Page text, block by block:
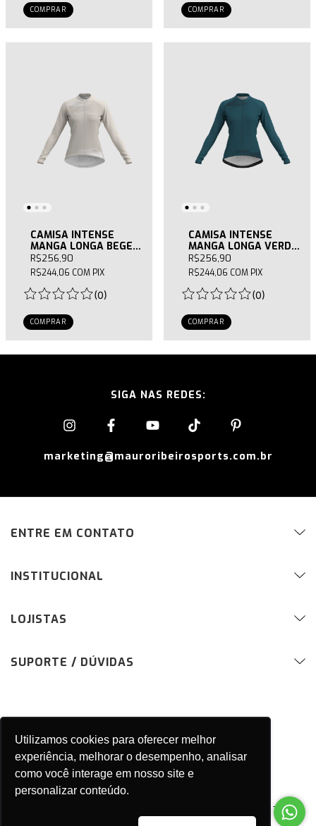
Utilizamos cookies para oferecer melhor
experiência, melhorar o desempenho, analisar
como você interage em nosso site e
personalizar conteúdo.
COMPRAR COMPRAR
CAMISA INTENSE
MANGA LONGA BEGE
FEMININA
R$256,90
R$244,06 COM PIX
(0)
COMPRAR
CAMISA INTENSE
MANGA LONGA VERDE
FEMININA
R$256,90
R$244,06 COM PIX
(0)
COMPRAR
SIGA NAS REDES:
marketing@mauroribeirosports.com.br
ENTRE EM CONTATO
INSTITUCIONAL
LOJISTAS
SUPORTE / DÚVIDAS
Copyright MAURO RIBEIRO & CIA LTDA - 04955049000159 - 2026. Todos